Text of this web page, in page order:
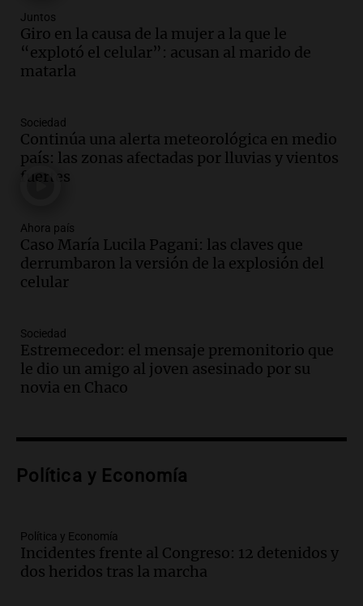
Audio.
El "Mono" de Kapanga
adelantó su show en Rosario.
Viva la Radio Rosario
Episodios
en suspenso a hombre por simular robo
de recaudación en San Luis
Panorama Federal
Episodios
ayuda por problemas de fertilidad y la
ostentación de millonarios
Amamos Argentina
Episodios
avanza con testimonios clave sobre el
accidente en Villa Dolores
Panorama Federal
Episodios
tributo todos los jueves
Episodios
sea, va a ser lindo”
La Cadena del Gol
Episodios
Juntos
Giro en la causa de la mujer a la que le
“explotó el celular”: acusan al marido de
matarla
Sociedad
Continúa una alerta meteorológica en medio
país: las zonas afectadas por lluvias y vientos
fuertes
Ahora país
Caso María Lucila Pagani: las claves que
derrumbaron la versión de la explosión del
celular
Sociedad
Estremecedor: el mensaje premonitorio que
le dio un amigo al joven asesinado por su
novia en Chaco
Política y Economía
Política y Economía
Incidentes frente al Congreso: 12 detenidos y
dos heridos tras la marcha